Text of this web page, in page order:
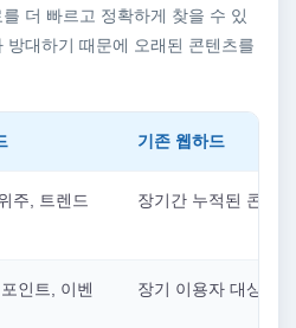
더 빠르고 정확하게 찾을 수 있
방대하기 때문에 오래된 콘텐츠를
기존 웹하드
주, 트렌드
장기간 누적된 콘텐
인트, 이벤
장기 이용자 대상 혜